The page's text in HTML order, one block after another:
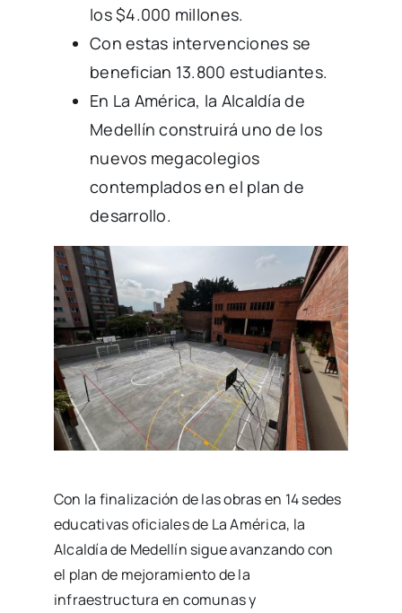
los $4.000 millones.
Con estas intervenciones se
benefician 13.800 estudiantes.
En La América, la Alcaldía de
Medellín construirá uno de los
nuevos megacolegios
contemplados en el plan de
desarrollo.
Con la finalización de las obras en 14 sedes
educativas oficiales de La América, la
Alcaldía de Medellín sigue avanzando con
el plan de mejoramiento de la
infraestructura en comunas y